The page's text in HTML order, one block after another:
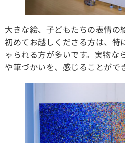
大きな絵、子どもたちの表情の
初めてお越しくださる方は、特
ゃられる方が多いです。実物な
や筆づかいを、感じることがで